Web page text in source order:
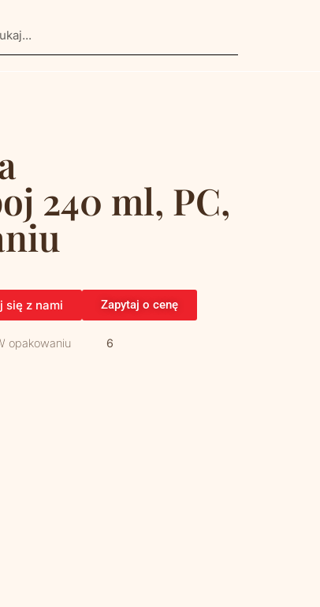
240 ml, PC,
się z nami Zapytaj o cenę
opakowaniu 6